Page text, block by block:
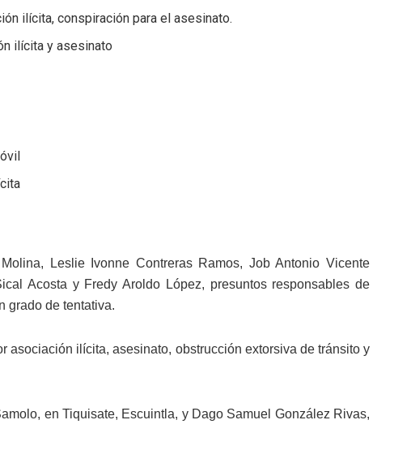
ilícita, conspiración para el asesinato.
ilícita y asesinato
Leslie Ivonne Contreras Ramos, Job Antonio Vicente
Acosta y Fredy Aroldo López, presuntos responsables de
grado de tentativa.
ilícita, asesinato, obstrucción extorsiva de tránsito y
en Tiquisate, Escuintla, y Dago Samuel González Rivas,